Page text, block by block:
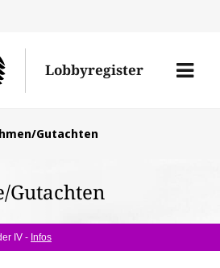
Lobbyregister
Menü
Gutachten
Gutachten
IV - Infos